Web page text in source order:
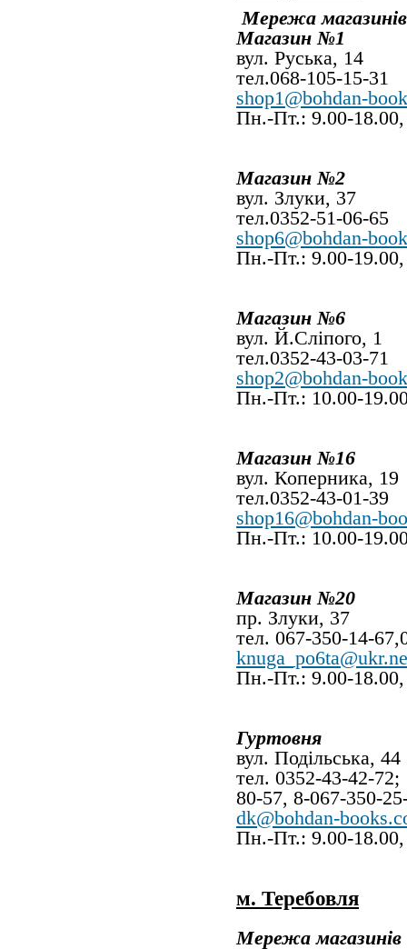
Мережа
Магазин №1
вул. Руська, 14
тел.068-105-15-31
shop1@bohdan-
Пн.-Пт.: 9.00-
Магазин №2
вул. Злуки, 37
тел.0352-51-06-65
shop6@bohdan-
Пн.-Пт.: 9.00-
Магазин №6
вул. Й.Сліпого, 1
тел.0352-43-03-71
shop2@bohdan-
Пн.-Пт.: 10.00-
Магазин №16
вул. Коперника, 19
тел.0352-43-01-39
shop16@bohdan-
Пн.-Пт.: 10.00-
Магазин №20
пр. Злуки, 37
тел. 067-350-14-
Пн.-Пт.: 9.00-
Гуртовня
вул. Подільська, 44
тел. 0352-43-42-
80-57, 8-067-350-
dk@bohdan-
Пн.-Пт.: 9.00-
м. Теребовля
Мережа магазинів